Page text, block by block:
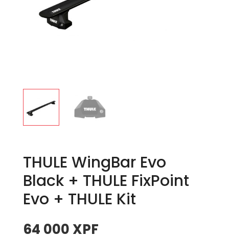
THULE WingBar Evo
Black + THULE FixPoint
Evo + THULE Kit
64 000 XPF